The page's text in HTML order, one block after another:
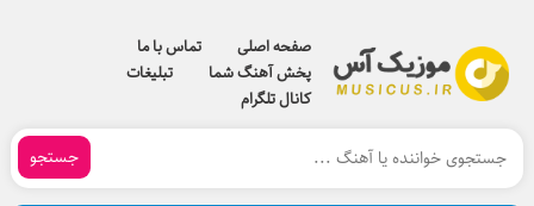
صفحه اصلی
تماس با ما
پخش آهنگ شما
تبلیغات
کانال تلگرام
جستجو